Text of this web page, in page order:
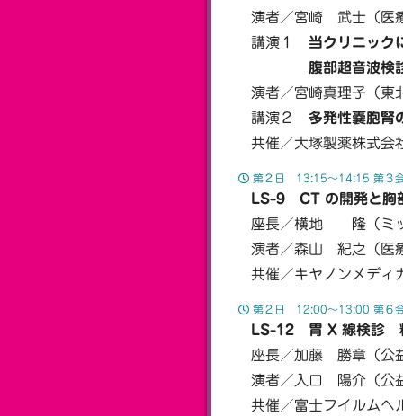
演者／宮崎 武士（医
講演１ 当クリニック
腹部超音波検診判
演者／宮崎真理子（東
講演２ 多発性嚢胞腎
共催／大塚製薬株式会
第２日 13:15〜14:15 第３
LS-9 CT の開発と胸
座長／横地 隆（ミッ
演者／森山 紀之（医
共催／キヤノンメディ
第２日 12:00〜13:00 第６
LS-12 胃 X 線検診
座長／加藤 勝章（公
演者／入口 陽介（公
共催／富士フイルムヘ